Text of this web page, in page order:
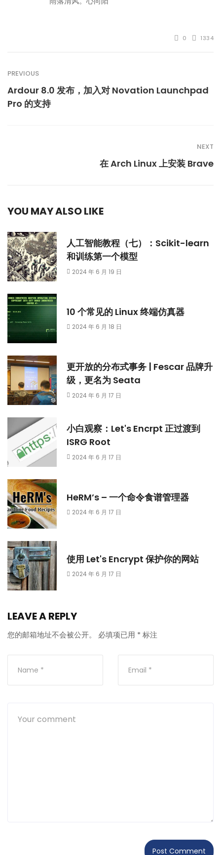
0 1334
PREVIOUS
Ardour 8.0 发布，加入对 Novation Launchpad
Pro 的支持
NEXT
在 Arch Linux 上安装 Brave
YOU MAY ALSO LIKE
人工智能教程（七）：Scikit-learn
和训练第一个模型
2024 年 6 月 19 日
10 个常见的 Linux 终端仿真器
2024 年 6 月 18 日
更开放的分布式事务 | Fescar 品牌升
级，更名为 Seata
2024 年 6 月 17 日
小白观察：Let's Encrpt 正过渡到
ISRG Root
2024 年 6 月 17 日
HeRM’s – 一个命令食谱管理器
2024 年 6 月 17 日
使用 Let's Encrypt 保护你的网站
2024 年 6 月 17 日
LEAVE A REPLY
您的邮箱地址不会被公开。 必填项已用 * 标注